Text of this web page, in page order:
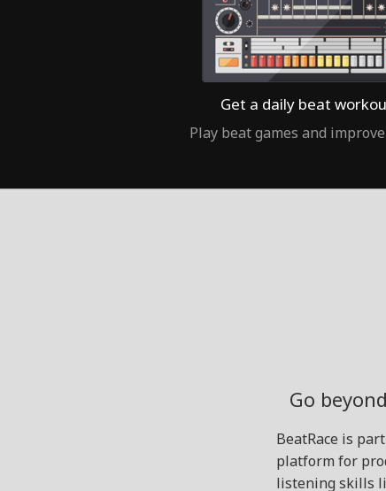
Get a daily beat
Play beat games and
Go
BeatRace is
platform for
listening skills